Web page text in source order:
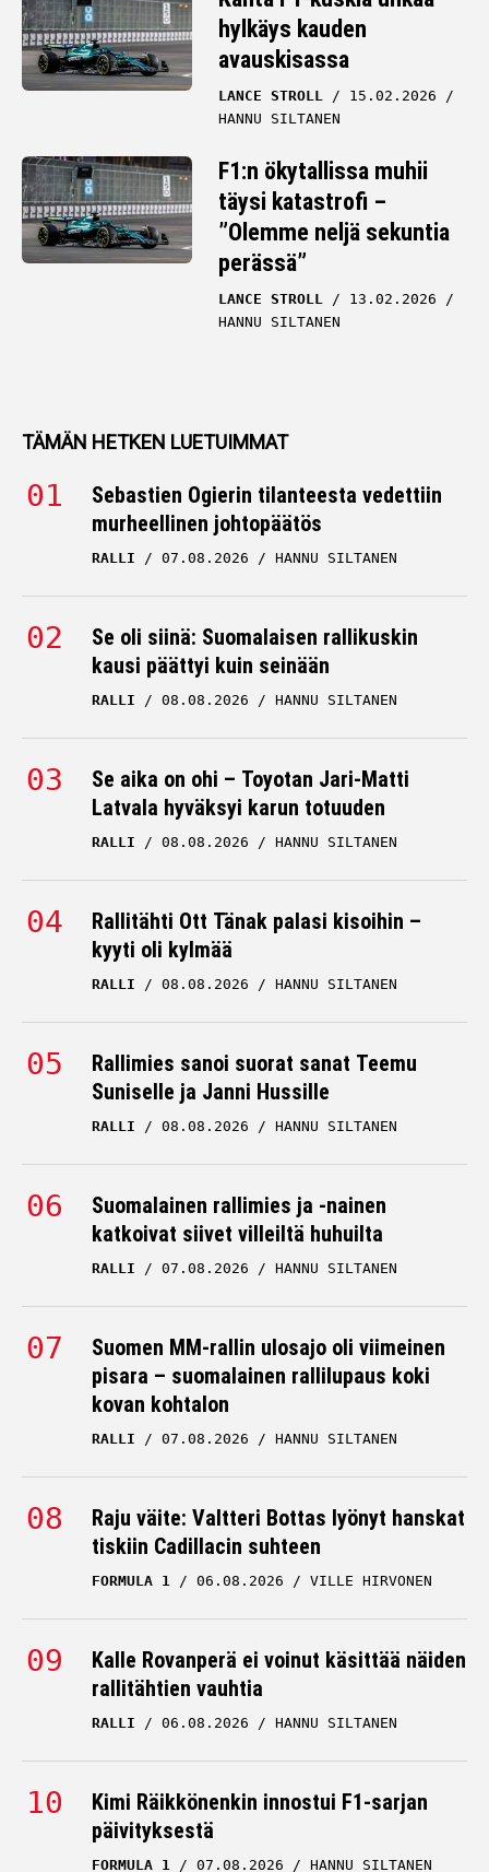
hylkäys kauden
avauskisassa
LANCE STROLL
15.02.2026
HANNU SILTANEN
F1:n ökytallissa muhii
täysi katastrofi –
”Olemme neljä sekuntia
perässä”
LANCE STROLL
13.02.2026
HANNU SILTANEN
TÄMÄN HETKEN LUETUIMMAT
Sebastien Ogierin tilanteesta vedettiin
murheellinen johtopäätös
RALLI 07.08.2026 HANNU SILTANEN
Se oli siinä: Suomalaisen rallikuskin
kausi päättyi kuin seinään
RALLI 08.08.2026 HANNU SILTANEN
Se aika on ohi – Toyotan Jari-Matti
Latvala hyväksyi karun totuuden
RALLI 08.08.2026 HANNU SILTANEN
Rallitähti Ott Tänak palasi kisoihin –
kyyti oli kylmää
RALLI 08.08.2026 HANNU SILTANEN
Rallimies sanoi suorat sanat Teemu
Suniselle ja Janni Hussille
RALLI 08.08.2026 HANNU SILTANEN
Suomalainen rallimies ja -nainen
katkoivat siivet villeiltä huhuilta
RALLI 07.08.2026 HANNU SILTANEN
Suomen MM-rallin ulosajo oli viimeinen
pisara – suomalainen rallilupaus koki
kovan kohtalon
RALLI 07.08.2026 HANNU SILTANEN
Raju väite: Valtteri Bottas lyönyt hanskat
tiskiin Cadillacin suhteen
FORMULA 1 06.08.2026 VILLE HIRVONEN
Kalle Rovanperä ei voinut käsittää näiden
rallitähtien vauhtia
RALLI 06.08.2026 HANNU SILTANEN
Kimi Räikkönenkin innostui F1-sarjan
päivityksestä
FORMULA 1 07.08.2026 HANNU SILTANEN